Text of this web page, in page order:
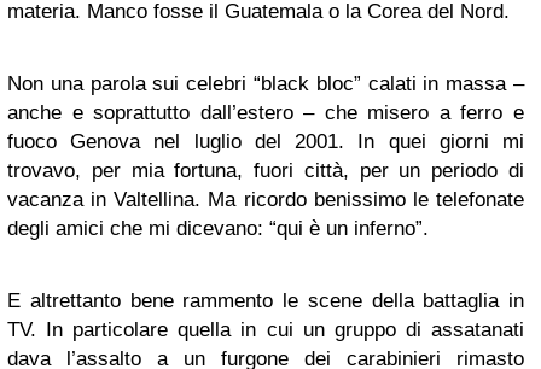
materia. Manco fosse il Guatemala o la Corea del Nord.
Non una parola sui celebri “black bloc” calati in massa –
anche e soprattutto dall’estero – che misero a ferro e
fuoco Genova nel luglio del 2001. In quei giorni mi
trovavo, per mia fortuna, fuori città, per un periodo di
vacanza in Valtellina. Ma ricordo benissimo le telefonate
degli amici che mi dicevano: “qui è un inferno”.
E altrettanto bene rammento le scene della battaglia in
TV. In particolare quella in cui un gruppo di assatanati
dava l’assalto a un furgone dei carabinieri rimasto